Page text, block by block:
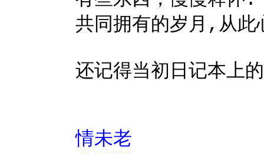
共同拥有的岁月,从
还记得当初日记本上
情未老